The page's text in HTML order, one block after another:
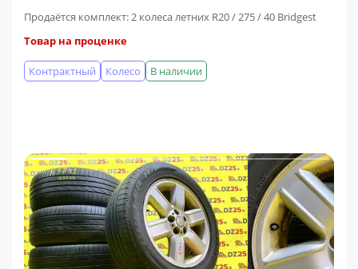
Продаётся комплект: 2 колеса летних R20 / 275 / 40 Bridgest
Товар на проценке
В наличии
Колесо
Контрактный